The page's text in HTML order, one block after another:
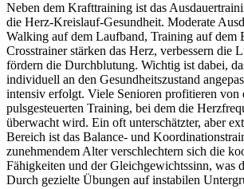
Neben dem Krafttraining ist das
die Herz-Kreislauf-Gesundheit. Moderate
Walking auf dem Laufband, Training auf dem
Crosstrainer stärken das Herz, verbessern die
fördern die Durchblutung. Wichtig ist dabei,
individuell an den Gesundheitszustand
intensiv erfolgt. Viele Senioren profitieren von
pulsgesteuerten Training, bei dem die
überwacht wird. Ein oft unterschätzter, aber
Bereich ist das Balance- und
zunehmendem Alter verschlechtern sich die
Fähigkeiten und der Gleichgewichtssinn, was
Durch gezielte Übungen auf instabilen